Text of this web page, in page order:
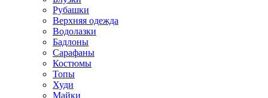
Рубашки
Верхняя одежда
Водолазки
Бадлоны
Сарафаны
Костюмы
Топы
Худи
Майки